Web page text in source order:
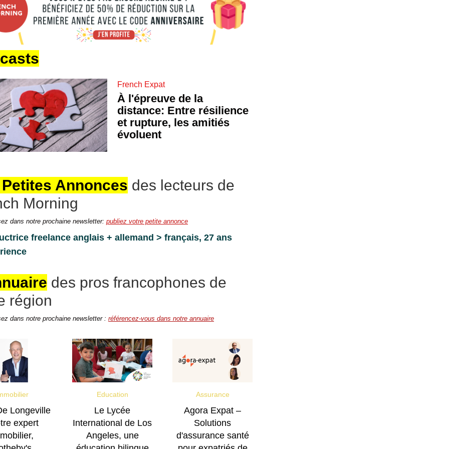
French Expat
À l'épreuve de la
distance: Entre résilience
et rupture, les amitiés
évoluent
Annonces des lecteurs de
Morning
dans notre prochaine newsletter: publiez votre petite annonce
freelance anglais + allemand > français, 27 ans
des pros francophones de
région
dans notre prochaine newsletter : référencez-vous dans notre annuaire
Longeville
expert
Education
Le Lycée
International de Los
Angeles, une
Assurance
Agora Expat –
Solutions
d'assurance santé